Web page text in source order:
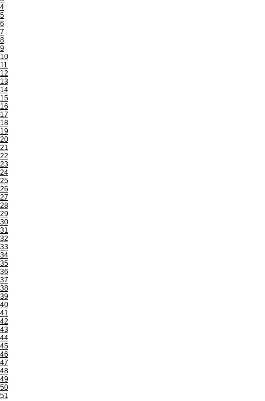
4
5
6
7
8
9
10
11
12
13
14
15
16
17
18
19
20
21
22
23
24
25
26
27
28
29
30
31
32
33
34
35
36
37
38
39
40
41
42
43
44
45
46
47
48
49
50
51